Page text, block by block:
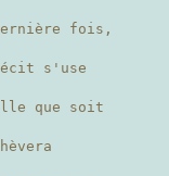
fois,
s'use
que soit